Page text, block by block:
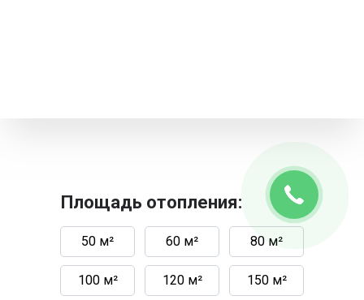
50 м² 60 м² 80 м²
100 м² 120 м² 150 м²
Площадь отопления: